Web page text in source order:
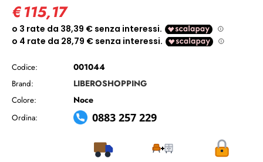
€115,17
Codice: 001044
Brand: LIBEROSHOPPING
Colore: Noce
Ordina: 0883 257 229